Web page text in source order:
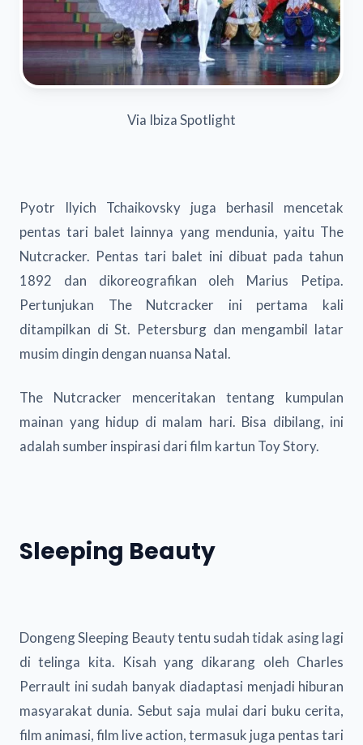
Via Ibiza Spotlight
Pyotr Ilyich Tchaikovsky juga berhasil mencetak
pentas tari balet lainnya yang mendunia, yaitu The
Nutcracker. Pentas tari balet ini dibuat pada tahun
1892 dan dikoreografikan oleh Marius Petipa.
Pertunjukan The Nutcracker ini pertama kali
ditampilkan di St. Petersburg dan mengambil latar
musim dingin dengan nuansa Natal.
The Nutcracker menceritakan tentang kumpulan
mainan yang hidup di malam hari. Bisa dibilang, ini
adalah sumber inspirasi dari film kartun Toy Story.
Sleeping Beauty
Dongeng Sleeping Beauty tentu sudah tidak asing lagi
di telinga kita. Kisah yang dikarang oleh Charles
Perrault ini sudah banyak diadaptasi menjadi hiburan
masyarakat dunia. Sebut saja mulai dari buku cerita,
film animasi, film live action, termasuk juga pentas tari